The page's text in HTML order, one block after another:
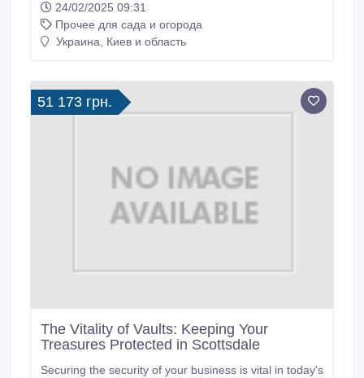
(железобетонные конструкции). За это время нам
удалось завоевать доверие покупателей и
расширить ассортимент выпускаемой продукции.
в Днепре и Кривом Роге; - Плиты перекрытия
многопустотные серийные; - Шлакоблок и кирпич; -
Бордюр бетонный; - Бордюрные камни; - Кольца
24/02/2025 09:31
Прочее для сада и огорода
Украина, Киев и область
51 173 грн.
The Vitality of Vaults: Keeping Your
Treasures Protected in Scottsdale
Securing the security of your business is vital in today's